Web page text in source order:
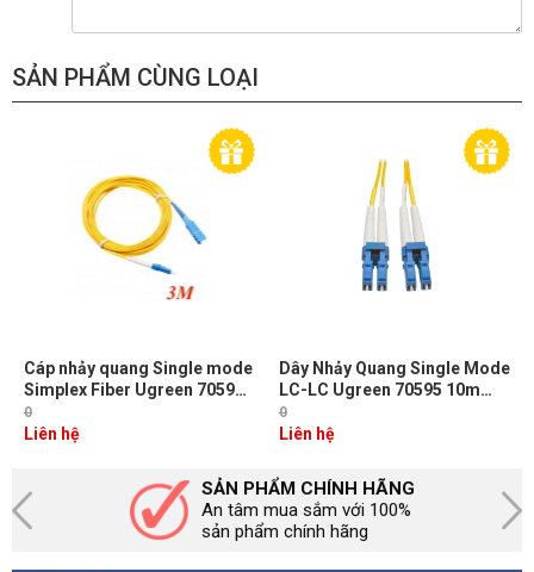
SẢN PHẨM CÙNG LOẠI
Cáp nhảy quang Single mode
Simplex Fiber Ugreen 70596
Dài 3M đầu LC-SC Màu Vàng
NW217
0
Liên hệ
Dây Nhảy Quang Single Mode
LC-LC Ugreen 70595 10m
Chuẩn UPC, Bước Sóng
1310/1550nm
0
Liên hệ
SẢN PHẨM CHÍNH HÃNG
An tâm mua sắm với 100%
sản phẩm chính hãng